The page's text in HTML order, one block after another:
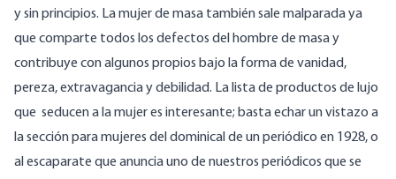
y sin principios. La mujer de masa también sale malparada ya
que comparte todos los defectos del hombre de masa y
contribuye con algunos propios bajo la forma de vanidad,
pereza, extravagancia y debilidad. La lista de productos de lujo
que seducen a la mujer es interesante; basta echar un vistazo a
la sección para mujeres del dominical de un periódico en 1928, o
al escaparate que anuncia uno de nuestros periódicos que se